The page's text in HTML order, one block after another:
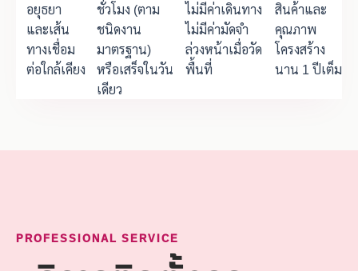
อยุธยา
และเส้น
ทางเชื่อม
ต่อใกล้เคียง
ชั่วโมง (ตาม
ชนิดงาน
มาตรฐาน)
หรือเสร็จในวัน
เดียว
ไม่มีค่าเดินทาง
ไม่มีค่ามัดจำ
ล่วงหน้าเมื่อวัด
พื้นที่
สินค้าและ
คุณภาพ
โครงสร้าง
นาน 1 ปีเต็ม
PROFESSIONAL SERVICE